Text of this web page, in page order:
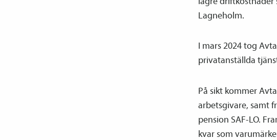
Lagneholm.
I mars 2024 tog
privatanställda
På sikt kommer
arbetsgivare, samt
pension SAF-LO.
kvar som